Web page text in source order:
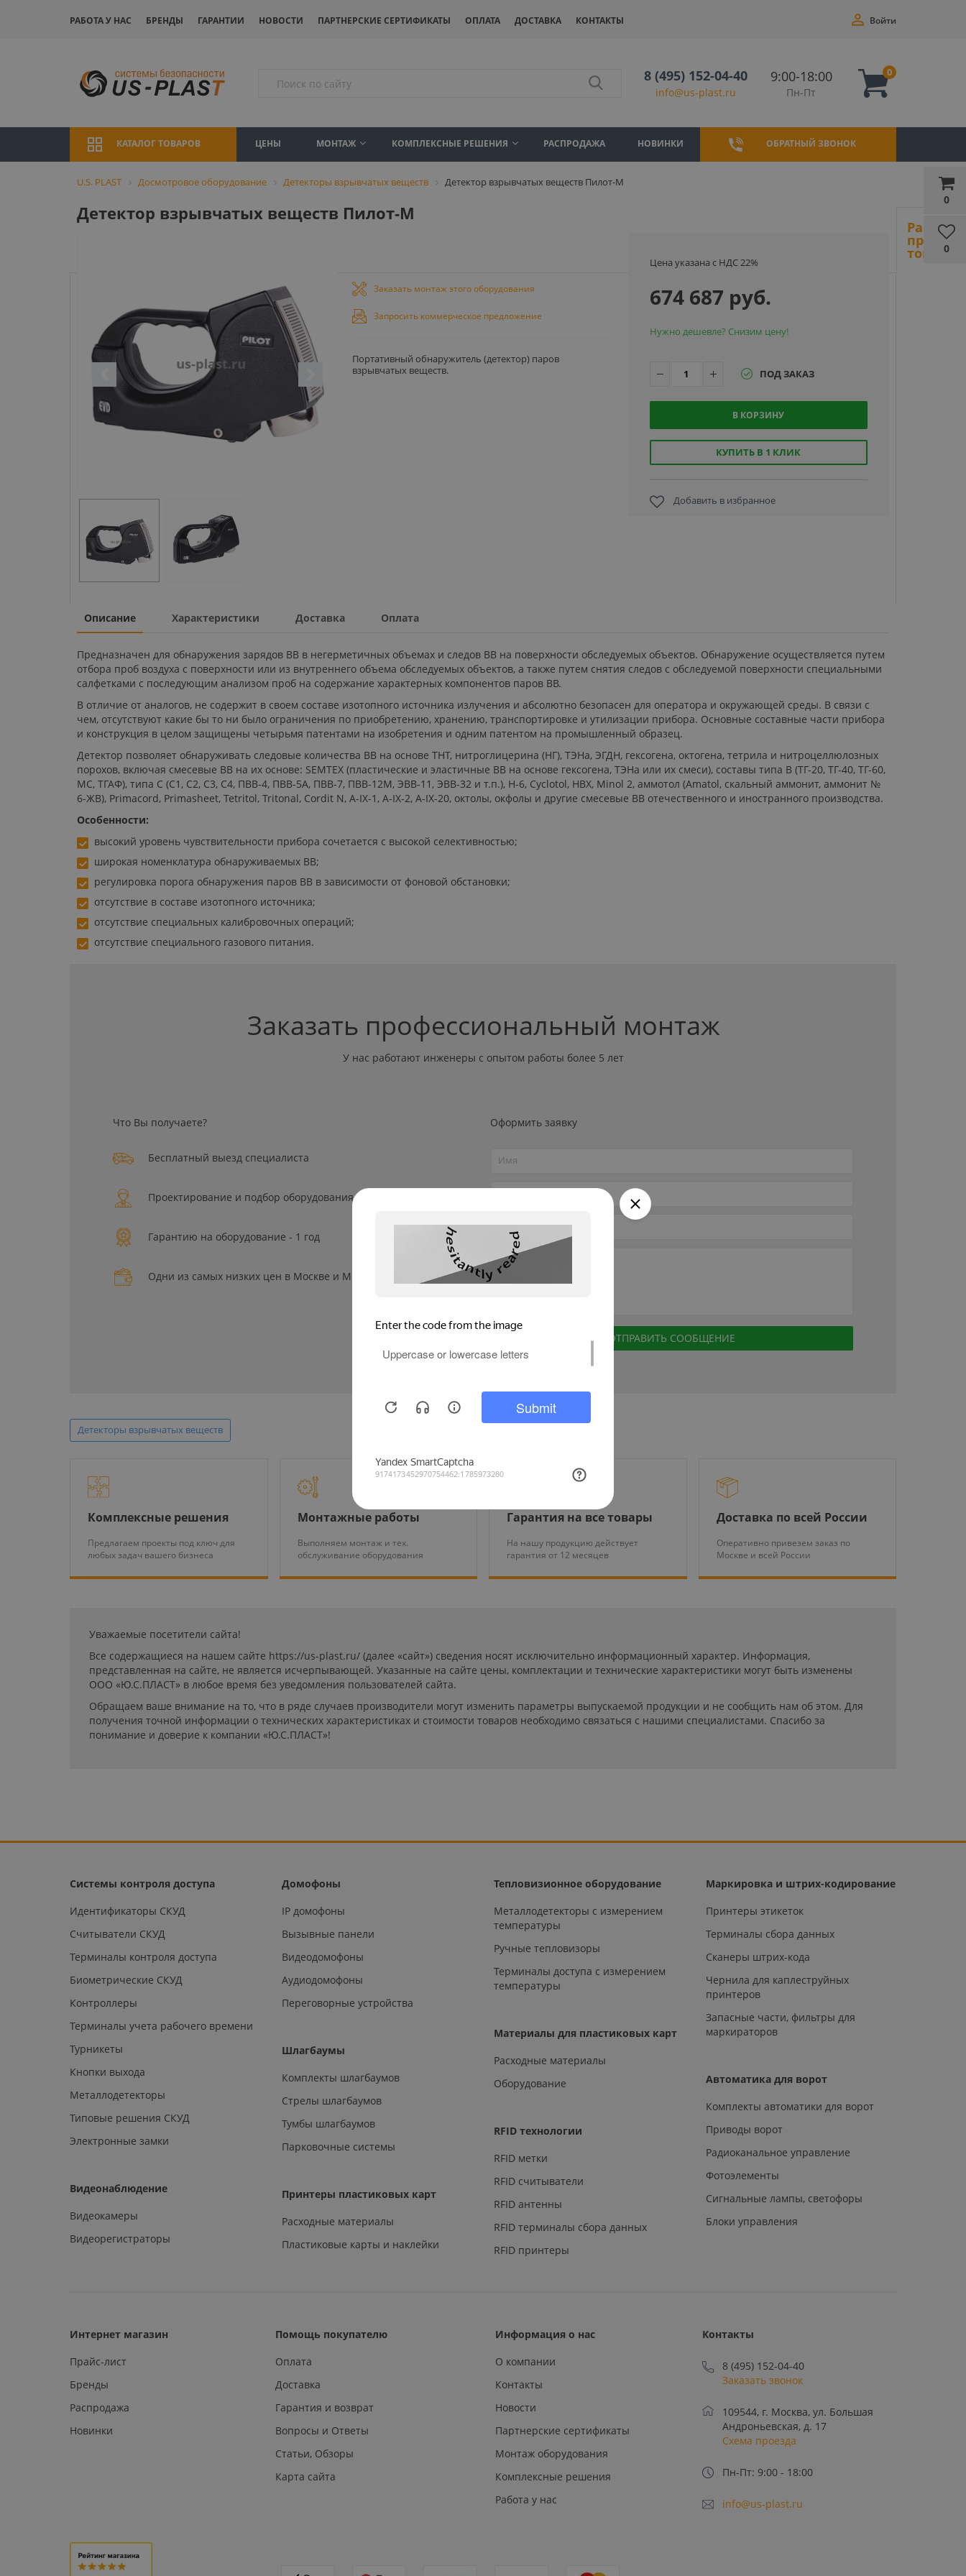
РАБОТА У НАС БРЕНДЫ ГАРАНТИИ НОВОСТИ ПАРТНЕРСКИЕ СЕРТИФИКАТЫ ОПЛАТА ДОСТАВКА КОНТАКТЫ
0
0
Войти
8 (495) 152-04-40
info@us-plast.ru
9:00-18:00
Пн-Пт
0
КАТАЛОГ ТОВАРОВ ЦЕНЫ МОНТАЖ КОМПЛЕКСНЫЕ РЕШЕНИЯ РАСПРОДАЖА НОВИНКИ ОБРАТНЫЙ ЗВОНОК
U.S. PLAST Досмотровое оборудование Детекторы взрывчатых веществ Детектор взрывчатых веществ Пилот-M
Детектор взрывчатых веществ Пилот-M
Заказать монтаж этого оборудования
Запросить коммерческое предложение
Портативный обнаружитель (детектор) паров
взрывчатых веществ.
Цена указана с НДС 22%
674 687 руб.
Нужно дешевле? Снизим цену!
ПОД ЗАКАЗ
В КОРЗИНУ
КУПИТЬ В 1 КЛИК
Добавить в избранное
Описание Характеристики Доставка Оплата
Предназначен для обнаружения зарядов ВВ в негерметичных объемах и следов ВВ на поверхности обследуемых объектов. Обнаружение осуществляется путем
отбора проб воздуха с поверхности или из внутреннего объема обследуемых объектов, а также путем снятия следов с обследуемой поверхности специальными
салфетками с последующим анализом проб на содержание характерных компонентов паров ВВ.
В отличие от аналогов, не содержит в своем составе изотопного источника излучения и абсолютно безопасен для оператора и окружающей среды. В связи с
чем, отсутствуют какие бы то ни было ограничения по приобретению, хранению, транспортировке и утилизации прибора. Основные составные части прибора
и конструкция в целом защищены четырьмя патентами на изобретения и одним патентом на промышленный образец.
Детектор позволяет обнаруживать следовые количества ВВ на основе ТНТ, нитроглицерина (НГ), ТЭНа, ЭГДН, гексогена, октогена, тетрила и нитроцеллюлозных
порохов, включая смесевые ВВ на их основе: SEMTEX (пластические и эластичные ВВ на основе гексогена, ТЭНа или их смеси), составы типа В (ТГ-20, ТГ-40, ТГ-60,
МС, ТГАФ), типа С (С1, С2, С3, С4, ПВВ-4, ПВВ-5А, ПВВ-7, ПВВ-12М, ЭВВ-11, ЭВВ-32 и т.п.), Н-6, Cyclotol, HBX, Minol 2, аммотол (Amatol, скальный аммонит, аммонит №
6-ЖВ), Primacord, Primasheet, Tetritol, Tritonal, Cordit N, А-IX-1, А-IX-2, А-IX-20, октолы, окфолы и другие смесевые ВВ отечественного и иностранного производства.
Особенности:
высокий уровень чувствительности прибора сочетается с высокой селективностью;
широкая номенклатура обнаруживаемых ВВ;
регулировка порога обнаружения паров ВВ в зависимости от фоновой обстановки;
отсутствие в составе изотопного источника;
отсутствие специальных калибровочных операций;
отсутствие специального газового питания.
Заказать профессиональный монтаж
У нас работают инженеры с опытом работы более 5 лет
Что Вы получаете?
Бесплатный выезд специалиста
Проектирование и подбор оборудования
Гарантию на оборудование - 1 год
Одни из самых низких цен в Москве и МО
Оформить заявку
Детекторы взрывчатых веществ
Комплексные решения
Предлагаем проекты под ключ для
любых задач вашего бизнеса
Монтажные работы
Выполняем монтаж и тех.
обслуживание оборудования
Гарантия на все товары
На нашу продукцию действует
гарантия от 12 месяцев
Доставка по всей России
Оперативно привезем заказ по
Москве и всей России
Уважаемые посетители сайта!
Все содержащиеся на нашем сайте https://us-plast.ru/ (далее «сайт») сведения носят исключительно информационный характер. Информация,
представленная на сайте, не является исчерпывающей. Указанные на сайте цены, комплектации и технические характеристики могут быть изменены
ООО «Ю.С.ПЛАСТ» в любое время без уведомления пользователей сайта.
Обращаем ваше внимание на то, что в ряде случаев производители могут изменить параметры выпускаемой продукции и не сообщить нам об этом. Для
получения точной информации о технических характеристиках и стоимости товаров необходимо связаться с нашими специалистами. Спасибо за
понимание и доверие к компании «Ю.С.ПЛАСТ»!
Ранее
товары
Системы контроля доступа
Идентификаторы СКУД
Считыватели СКУД
Терминалы контроля доступа
Биометрические СКУД
Контроллеры
Терминалы учета рабочего времени
Турникеты
Кнопки выхода
Металлодетекторы
Типовые решения СКУД
Электронные замки
Видеонаблюдение
Видеокамеры
Видеорегистраторы
Домофоны
IP домофоны
Вызывные панели
Видеодомофоны
Аудиодомофоны
Переговорные устройства
Шлагбаумы
Комплекты шлагбаумов
Стрелы шлагбаумов
Тумбы шлагбаумов
Парковочные системы
Принтеры пластиковых карт
Расходные материалы
Пластиковые карты и наклейки
Тепловизионное оборудование
Металлодетекторы с измерением
температуры
Ручные тепловизоры
Терминалы доступа с измерением
температуры
Материалы для пластиковых карт
Расходные материалы
Оборудование
RFID технологии
RFID метки
RFID считыватели
RFID антенны
RFID терминалы сбора данных
RFID принтеры
Маркировка и штрих-кодирование
Принтеры этикеток
Терминалы сбора данных
Сканеры штрих-кода
Чернила для каплеструйных
принтеров
Запасные части, фильтры для
маркираторов
Автоматика для ворот
Комплекты автоматики для ворот
Приводы ворот
Радиоканальное управление
Фотоэлементы
Сигнальные лампы, светофоры
Блоки управления
Интернет магазин
Прайс-лист
Бренды
Распродажа
Новинки
Помощь покупателю
Оплата
Доставка
Гарантия и возврат
Вопросы и Ответы
Статьи, Обзоры
Карта сайта
Информация о нас
О компании
Контакты
Новости
Партнерские сертификаты
Монтаж оборудования
Комплексные решения
Работа у нас
Контакты
8 (495) 152-04-40
Заказать звонок
109544, г. Москва, ул. Большая
Андроньевская, д. 17
Схема проезда
Пн-Пт: 9:00 - 18:00
info@us-plast.ru